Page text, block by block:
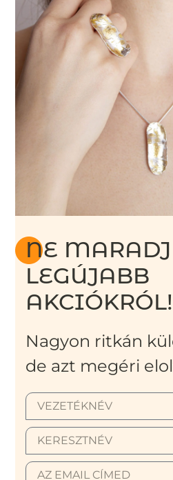
NE
LEGÚJABB
AKCIÓKRÓL!
Nagyon ritkán
de azt megéri